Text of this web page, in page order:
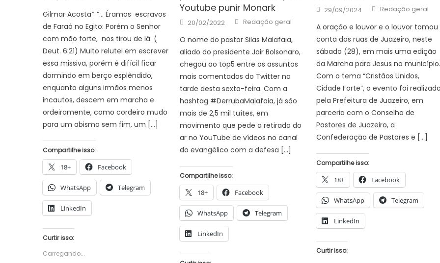
Gilmar Acosta* “… Éramos escravos
de Faraó no Egito: Porém o Senhor
com mão forte, nos tirou de lá. (
Deut. 6:21) Muito relutei em escrever
essa missiva, porém é difícil ficar
dormindo em berço esplêndido,
enquanto alguns irmãos menos
incautos, descem em marcha e
ordeiramente, como cordeiro mudo
para um abismo sem fim, um […]
Compartilhe isso:
18+ Facebook
WhatsApp Telegram
LinkedIn
Curtir isso:
Carregando...
Youtube punir Monark
Posted
on
20/02/2022 Author
Redação geral
O nome do pastor Silas Malafaia,
aliado do presidente Jair Bolsonaro,
chegou ao top5 entre os assuntos
mais comentados do Twitter na
tarde desta sexta-feira. Com a
hashtag #DerrubaMalafaia, já são
mais de 2,5 mil tuítes, em
movimento que pede a retirada do
ar no YouTube de vídeos no canal
do evangélico com a defesa […]
Compartilhe isso:
18+ Facebook
WhatsApp Telegram
LinkedIn
Posted
on
29/09/2024 Author
Redação geral
A oração e louvor e o louvor tomou
conta das ruas de Juazeiro, neste
sábado (28), em mais uma edição
da Marcha para Jesus no município.
Com o tema “Cristãos Unidos,
Cidade Forte”, o evento foi realizado
pela Prefeitura de Juazeiro, em
parceria com o Conselho de
Pastores de Juazeiro, a
Confederação de Pastores e […]
Compartilhe isso:
18+ Facebook
WhatsApp Telegram
LinkedIn
Curtir isso: